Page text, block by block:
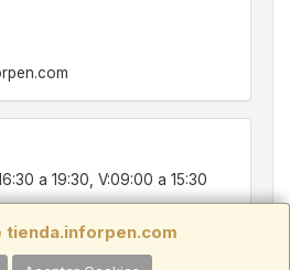
tienda.inforpen.com
a 19:30, V:09:00 a 15:30
Montequinto - Dos Hermanas, SEVILLA,